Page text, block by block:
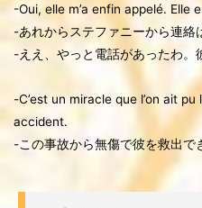
-Oui, elle m’a enfin appelé. Elle
-あれからステファニーから連絡
-ええ、やっと電話があったわ。
-C’est un miracle que l’on ait
accident.
-この事故から無傷で彼を救出で